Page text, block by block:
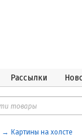
Рассылки
Картины на холсте